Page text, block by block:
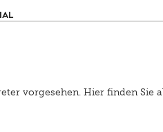
vorgesehen. Hier finden Sie